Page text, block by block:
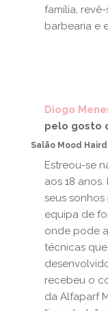
família,
barbearia e
Diogo
pelo gosto
Salão Mood
Estreou-se
aos 18
seus
equipa de
onde pode
técnicas
recebeu o
da Alfaparf